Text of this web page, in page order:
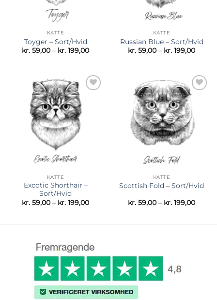
KATTE
Toyger – Sort/Hvid
kr. 59,00 – kr. 199,00Prisinterval:
KATTE
Russian Blue – Sort/Hvid
kr. 59,00 – kr. 199,00
Tilføj til
ønskeliste
KATTE
Excotic Shorthair –
Sort/Hvid
kr. 59,00 – kr. 199,00Prisinterval:
Tilføj til
ønskeliste
KATTE
Scottish Fold – Sort/Hvid
kr. 59,00 – kr. 199,00